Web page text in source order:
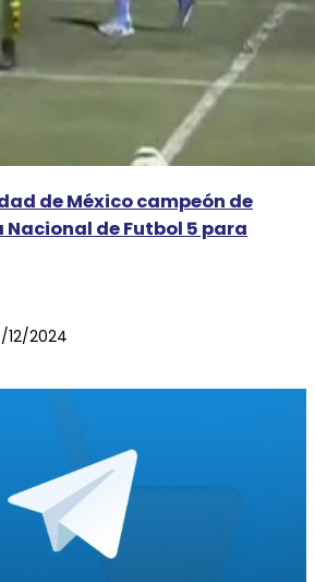
de México campeón de
Nacional de Futbol 5 para
12/2024